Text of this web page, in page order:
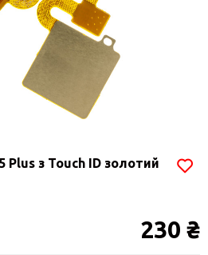
з Touch ID золотий
230 ₴